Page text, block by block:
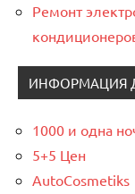
Ремонт
ИНФОРМАЦИЯ
1000 и одна
5+5 Цен
AutoCosmetiks